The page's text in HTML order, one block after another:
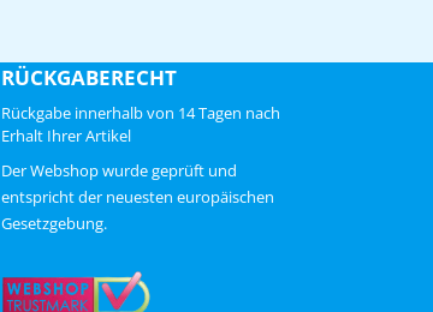
RÜCKGABERECHT
Rückgabe innerhalb von 14 Tagen nach
Erhalt Ihrer Artikel
ChatGPT zei:
Der Webshop wurde geprüft und
entspricht der neuesten europäischen
Gesetzgebung.